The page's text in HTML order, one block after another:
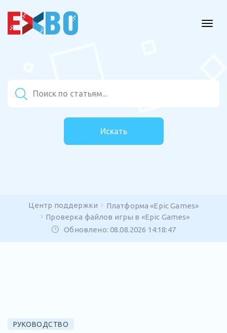
Искать
Центр поддержки
Платформа «Epic Games»
Проверка файлов игры в «Epic Games»
Обновлено: 08.08.2026 14:18:47
РУКОВОДСТВО